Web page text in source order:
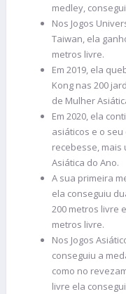
medley,
Nos Jogos
Taiwan, ela
metros livre.
Em 2019, ela
Kong nas 200
de Mulher
Em 2020, ela
asiáticos e o
recebesse, mais
Asiática do Ano.
A sua primeira
ela conseguiu
200 metros livre
metros livre.
Nos Jogos
conseguiu a
como no
livre ela